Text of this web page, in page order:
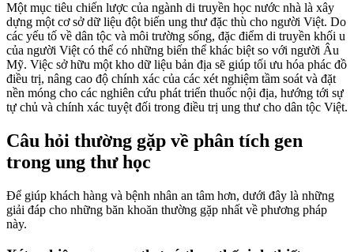
Một mục tiêu chiến lược của ngành di truyền học nước nhà là xây
dựng một cơ sở dữ liệu đột biến ung thư đặc thù cho người Việt. Do
các yếu tố về dân tộc và môi trường sống, đặc điểm di truyền khối u
của người Việt có thể có những biến thể khác biệt so với người Âu
Mỹ. Việc sở hữu một kho dữ liệu bản địa sẽ giúp tối ưu hóa phác đồ
điều trị, nâng cao độ chính xác của các xét nghiệm tầm soát và đặt
nền móng cho các nghiên cứu phát triển thuốc nội địa, hướng tới sự
tự chủ và chính xác tuyệt đối trong điều trị ung thư cho dân tộc Việt.
Câu hỏi thường gặp về phân tích gen
trong ung thư học
Để giúp khách hàng và bệnh nhân an tâm hơn, dưới đây là những
giải đáp cho những băn khoăn thường gặp nhất về phương pháp
này.